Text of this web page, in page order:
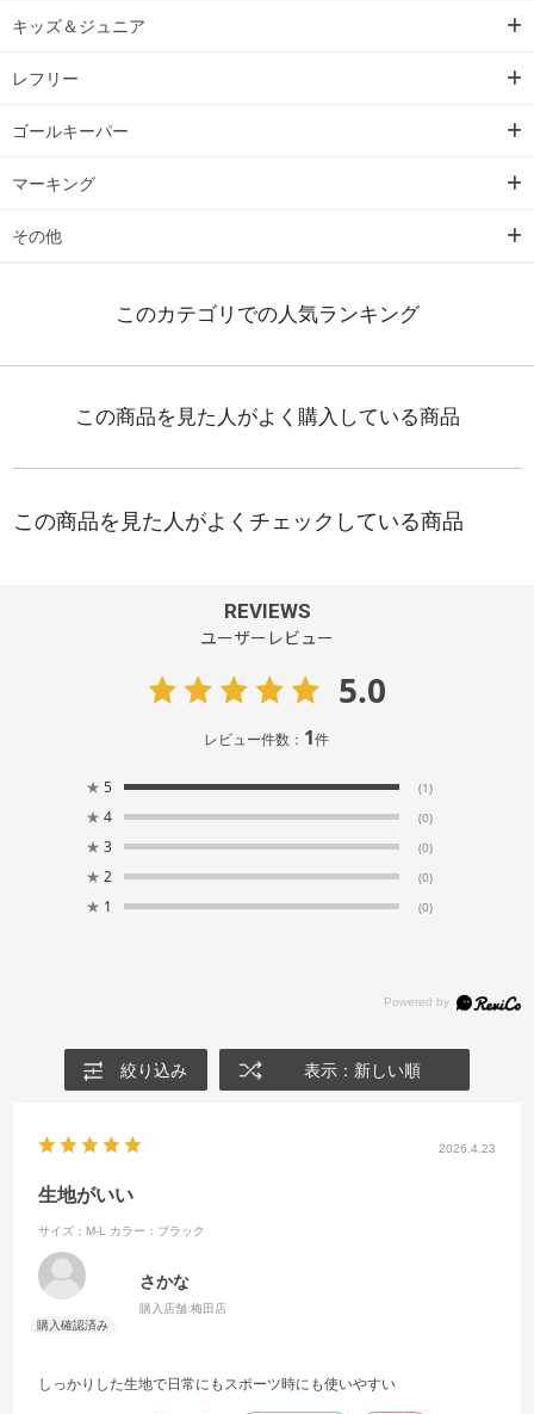
キッズ＆ジュニア
レフリー
ゴールキーパー
マーキング
その他
REVIEWS
ユーザーレビュー
5.0
レビュー件数： 1件
★ 5 (1)
★ 4 (0)
★ 3 (0)
★ 2 (0)
★ 1 (0)
絞り込み 表示：新しい順
2026.4.23
生地がいい
サイズ：M-L カラー：ブラック
さかな
購入店舗:梅田店
しっかりした生地で日常にもスポーツ時にも使いやすい